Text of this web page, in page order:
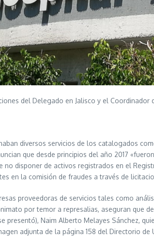
del Delegado en Jalisco y el Coordinador
diversos servicios de los catalogados
que desde principios del año 2017
no disponer de activos registrados en el
en la comisión de fraudes a través de
proveedoras de servicios tales como
por temor a represalias, aseguran que
presentó), Naim Alberto Melayes Sánchez,
adjunta de la página 158 del Directorio